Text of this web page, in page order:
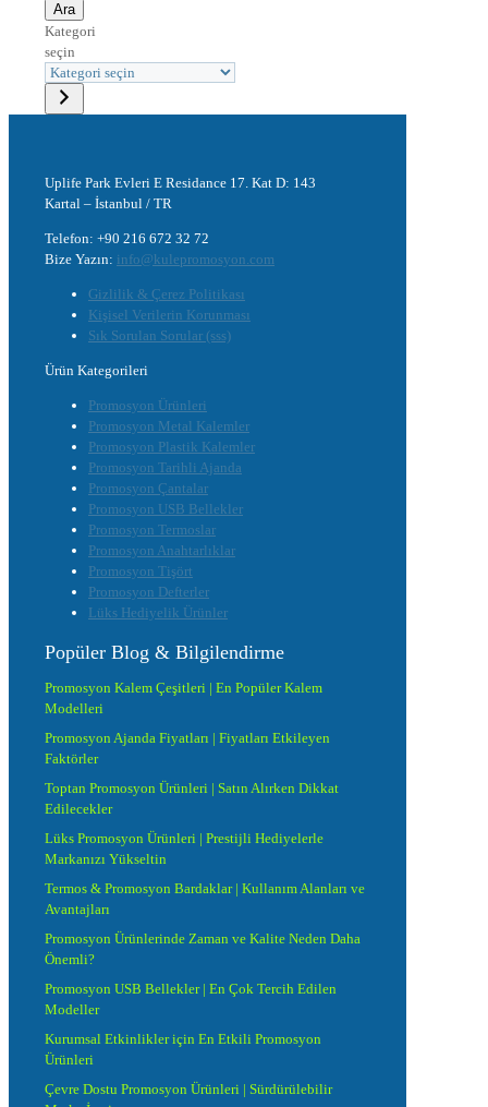
Ara
Kategori
seçin
Uplife Park Evleri E Residance 17. Kat D: 143
Kartal – İstanbul / TR
Telefon: +90 216 672 32 72
Bize Yazın: info@kulepromosyon.com
Gizlilik & Çerez Politikası
Kişisel Verilerin Korunması
Sık Sorulan Sorular (sss)
Ürün Kategorileri
Promosyon Ürünleri
Promosyon Metal Kalemler
Promosyon Plastik Kalemler
Promosyon Tarihli Ajanda
Promosyon Çantalar
Promosyon USB Bellekler
Promosyon Termoslar
Promosyon Anahtarlıklar
Promosyon Tişört
Promosyon Defterler
Lüks Hediyelik Ürünler
Popüler Blog & Bilgilendirme
Promosyon Kalem Çeşitleri | En Popüler Kalem
Modelleri
Promosyon Ajanda Fiyatları | Fiyatları Etkileyen
Faktörler
Toptan Promosyon Ürünleri | Satın Alırken Dikkat
Edilecekler
Lüks Promosyon Ürünleri | Prestijli Hediyelerle
Markanızı Yükseltin
Termos & Promosyon Bardaklar | Kullanım Alanları ve
Avantajları
Promosyon Ürünlerinde Zaman ve Kalite Neden Daha
Önemli?
Promosyon USB Bellekler | En Çok Tercih Edilen
Modeller
Kurumsal Etkinlikler için En Etkili Promosyon
Ürünleri
Çevre Dostu Promosyon Ürünleri | Sürdürülebilir